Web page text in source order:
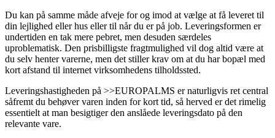
Du kan på samme måde afveje for og imod at vælge at få leveret til
din lejlighed eller hus eller til når du er på job. Leveringsformen er
undertiden en tak mere pebret, men desuden særdeles
uproblematisk. Den prisbilligste fragtmulighed vil dog altid være at
du selv henter varerne, men det stiller krav om at du har bopæl med
kort afstand til internet virksomhedens tilholdssted.
Leveringshastigheden på >>EUROPALMS er naturligvis ret central
såfremt du behøver varen inden for kort tid, så herved er det rimelig
essentielt at man besigtiger den anslåede leveringsdato på den
relevante vare.